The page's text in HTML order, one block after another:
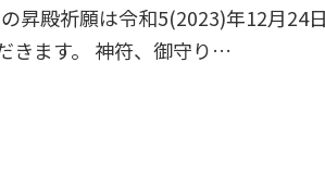
昇殿祈願は令和5(2023)年12月
きます。 神符、御守り…